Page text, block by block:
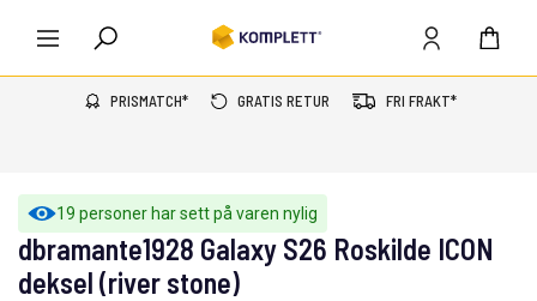
PRISMATCH* GRATIS RETUR FRI FRAKT*
19 personer har sett på varen nylig
dbramante1928 Galaxy S26 Roskilde ICON
deksel (river stone)